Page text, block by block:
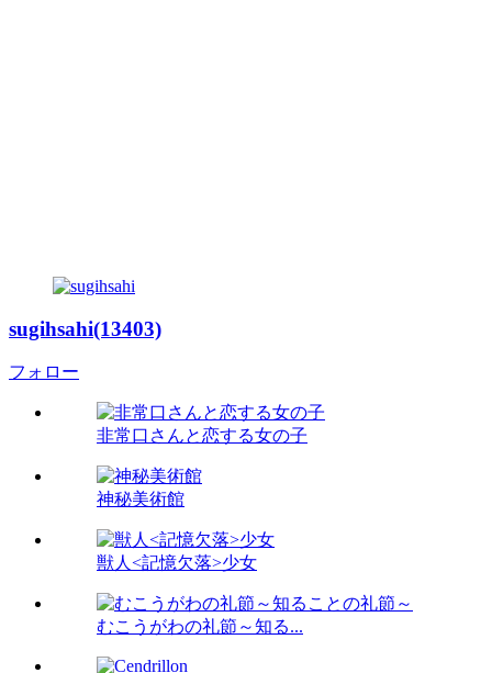
sugihsahi(13403)
フォロー
非常口さんと恋する女の子
神秘美術館
獣人<記憶欠落>少女
むこうがわの礼節～知る...